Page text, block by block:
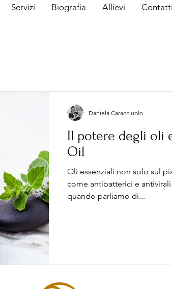
Servizi Biografia Allievi Contatti
Il potere degli oli
Oil
Oli essenziali non solo sul
come antibatterici e
quando parliamo di...
Daniela Caracciuolo